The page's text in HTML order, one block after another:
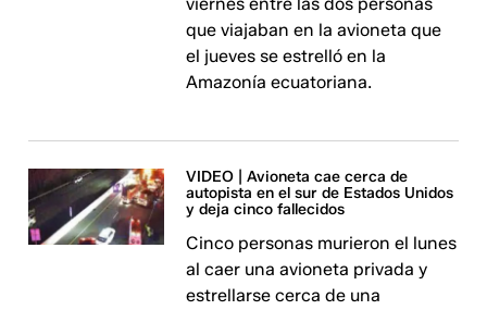
que viajaban en la avioneta que
el jueves se estrelló en la
Amazonía ecuatoriana.
VIDEO | Avioneta cae cerca de
autopista en el sur de Estados Unidos
y deja cinco fallecidos
Cinco personas murieron el lunes
al caer una avioneta privada y
estrellarse cerca de una